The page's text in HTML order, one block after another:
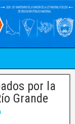
por la
Grande